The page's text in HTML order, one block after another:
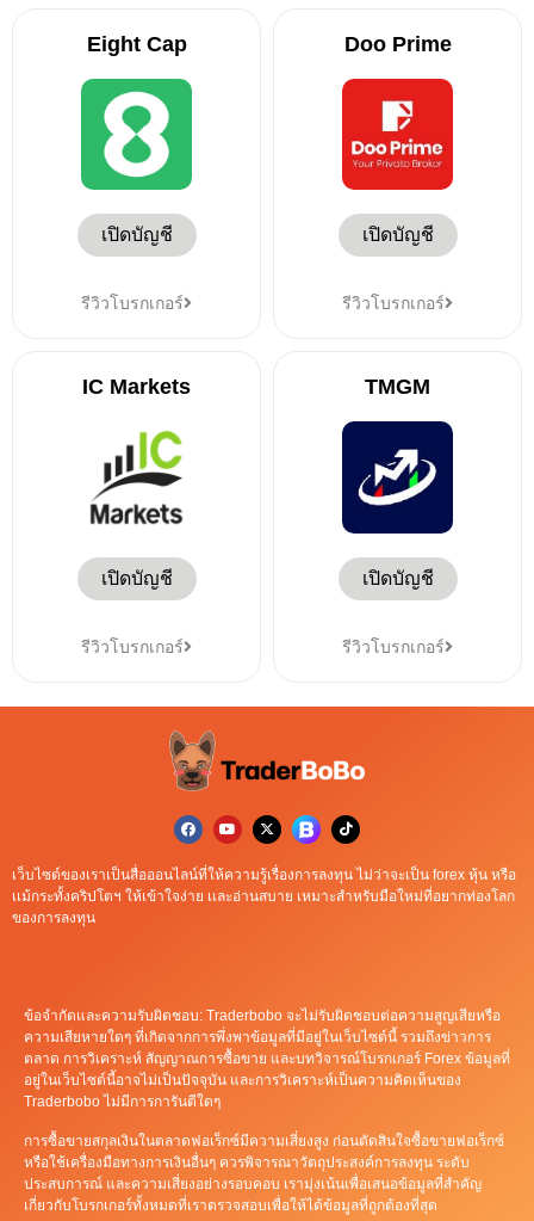
Eight Cap
เปิดบัญชี
รีวิวโบรกเกอร์
Doo Prime
เปิดบัญชี
รีวิวโบรกเกอร์
IC Markets
เปิดบัญชี
รีวิวโบรกเกอร์
TMGM
เปิดบัญชี
รีวิวโบรกเกอร์
เว็บไซต์ของเราเป็นสื่อออนไลน์ที่ให้ความรู้เรื่องการลงทุน ไม่ว่าจะเป็น forex หุ้น หรือ
เเม้กระทั้งคริปโตฯ ให้เข้าใจง่าย เเละอ่านสบาย เหมาะสำหรับมือใหม่ที่อยากท่องโลก
ของการลงทุน
ข้อจำกัดและความรับผิดชอบ: Traderbobo จะไม่รับผิดชอบต่อความสูญเสียหรือ
ความเสียหายใดๆ ที่เกิดจากการพึ่งพาข้อมูลที่มีอยู่ในเว็บไซต์นี้ รวมถึงข่าวการ
ตลาด การวิเคราะห์ สัญญาณการซื้อขาย และบทวิจารณ์โบรกเกอร์ Forex ข้อมูลที่
อยู่ในเว็บไซต์นี้อาจไม่เป็นปัจจุบัน และการวิเคราะห์เป็นความคิดเห็นของ
Traderbobo ไม่มีการการันตีใดๆ
การซื้อขายสกุลเงินในตลาดฟอเร็กซ์มีความเสี่ยงสูง ก่อนตัดสินใจซื้อขายฟอเร็กซ์
หรือใช้เครื่องมือทางการเงินอื่นๆ ควรพิจารณาวัตถุประสงค์การลงทุน ระดับ
ประสบการณ์ และความเสี่ยงอย่างรอบคอบ เรามุ่งเน้นเพื่อเสนอข้อมูลที่สำคัญ
เกี่ยวกับโบรกเกอร์ทั้งหมดที่เราตรวจสอบเพื่อให้ได้ข้อมูลที่ถูกต้องที่สุด